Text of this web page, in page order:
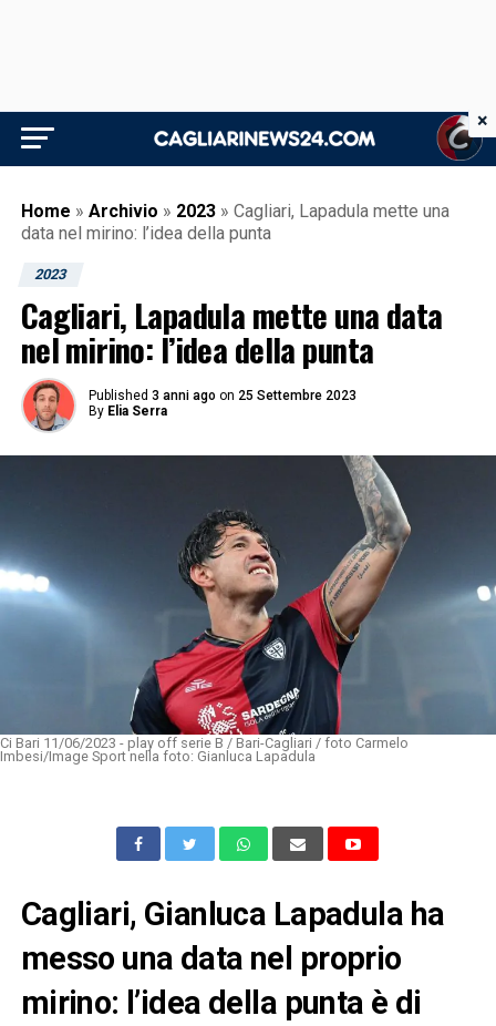
Home » Archivio » 2023 » Cagliari, Lapadula mette una
data nel mirino: l’idea della punta
2023
Cagliari, Lapadula mette una data
nel mirino: l’idea della punta
Published 3 anni ago on 25 Settembre 2023
By Elia Serra
Ci Bari 11/06/2023 - play off serie B / Bari-Cagliari / foto Carmelo
Imbesi/Image Sport nella foto: Gianluca Lapadula
Cagliari, Gianluca Lapadula ha
messo una data nel proprio
mirino: l’idea della punta è di
×